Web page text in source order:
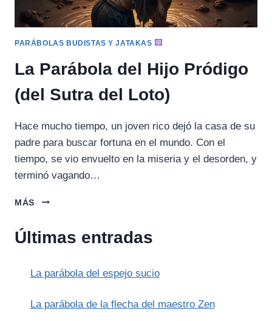
PARÁBOLAS BUDISTAS Y JATAKAS
La Parábola del Hijo Pródigo
(del Sutra del Loto)
Hace mucho tiempo, un joven rico dejó la casa de su
padre para buscar fortuna en el mundo. Con el
tiempo, se vio envuelto en la miseria y el desorden, y
terminó vagando…
MÁS
LA
HIJO
SUTRA
LOTO)
Últimas entradas
La parábola del espejo sucio
La parábola de la flecha del maestro Zen